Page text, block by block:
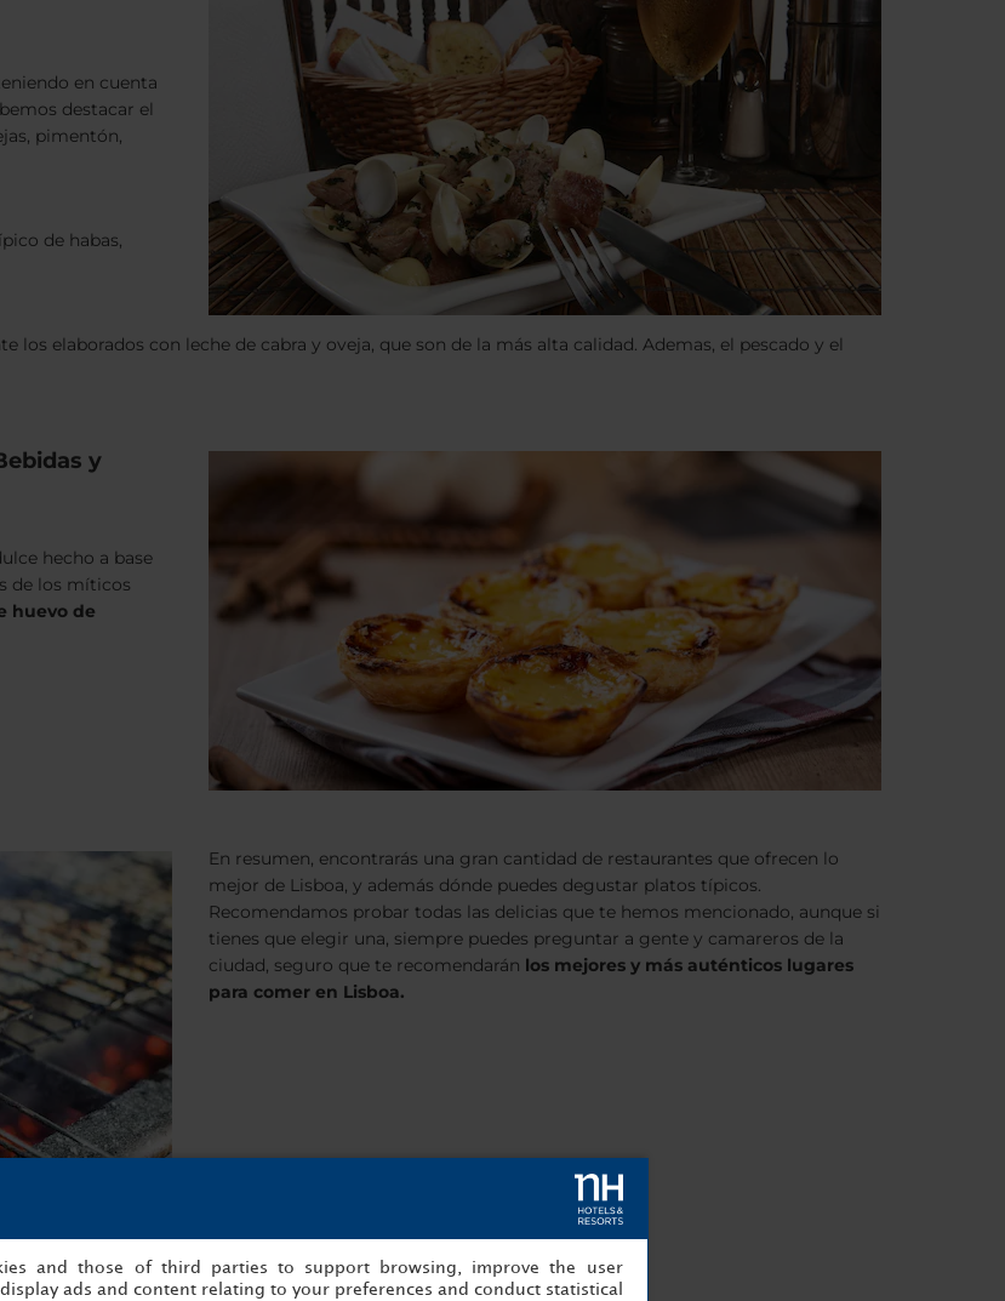
en cuenta
destacar el
pimentón,
de habas,
elaborados con leche de cabra y oveja, que son de la más alta calidad. Ademas, el pescado y el
y
hecho a base
de los míticos
huevo de
En resumen, encontrarás una gran cantidad de restaurantes que ofrecen lo
mejor de Lisboa, y además dónde puedes degustar platos típicos.
Recomendamos probar todas las delicias que te hemos mencionado, aunque si
tienes que elegir una, siempre puedes preguntar a gente y camareros de la
ciudad, seguro que te recomendarán los mejores y más auténticos lugares
para comer en Lisboa.
and those of third parties to support browsing, improve the user
ads and content relating to your preferences and conduct statistical